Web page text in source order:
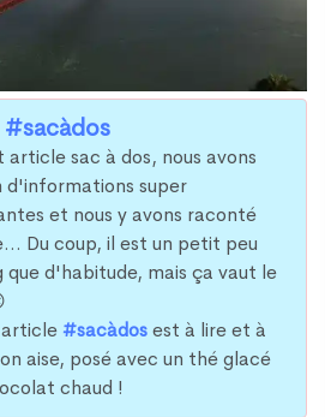
article sac à dos, nous avons
d'informations super
et nous y avons raconté
Du coup, il est un petit peu
que d'habitude, mais ça vaut le
#sacàdosest à lire et à
aise, posé avec un thé glacé
chaud !